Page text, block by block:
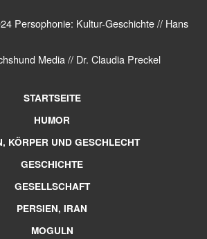
Persophonie: Kultur-Geschichte // Hans
Media // Dr. Claudia Preckel
STARTSEITE
HUMOR
KÖRPER UND GESCHLECHT
GESCHICHTE
GESELLSCHAFT
PERSIEN, IRAN
MOGULN